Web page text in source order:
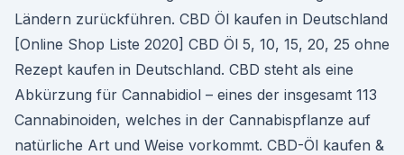
Ländern zurückführen. CBD Öl kaufen in Deutschland
[Online Shop Liste 2020] CBD Öl 5, 10, 15, 20, 25 ohne
Rezept kaufen in Deutschland. CBD steht als eine
Abkürzung für Cannabidiol – eines der insgesamt 113
Cannabinoiden, welches in der Cannabispflanze auf
natürliche Art und Weise vorkommt. CBD-Öl kaufen &